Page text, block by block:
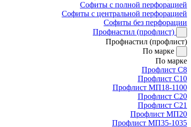
Софиты с полной перфорацией
Софиты с центральной перфорацией
Софиты без перфорации
Профнастил (профлист)
Профнастил (профлист)
По марке
По марке
Профлист С8
Профлист С10
Профлист МП18-1100
Профлист С20
Профлист С21
Профлист МП20
Профлист МП35-1035